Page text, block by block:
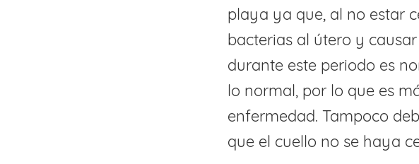
playa ya que, al no estar
bacterias al útero y
durante este periodo es
lo normal, por lo que es
enfermedad. Tampoco
que el cuello no se haya